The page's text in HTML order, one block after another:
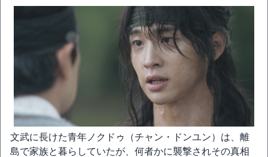
文武に長けた青年ノクドゥ（チャン・ドンユン）は、離
島で家族と暮らしていたが、何者かに襲撃されその真相